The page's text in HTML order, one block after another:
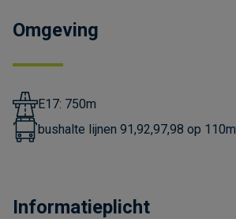
Omgeving
E17: 750m
bushalte lijnen 91,92,97,98 op 110m
Informatieplicht